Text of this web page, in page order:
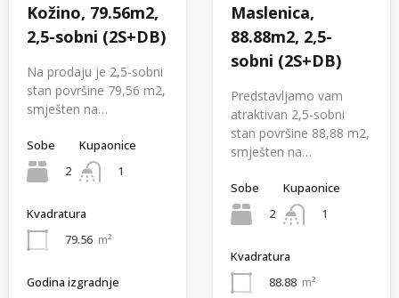
Kožino, 79.56m2,
2,5-sobni (2S+DB)
Na prodaju je 2,5-sobni
stan površine 79,56 m2,
smješten na…
Sobe
2
Kupaonice
1
Kvadratura
79.56 m²
Godina izgradnje
Maslenica,
88.88m2, 2,5-
sobni (2S+DB)
Predstavljamo vam
atraktivan 2,5-sobni
stan površine 88,88 m2,
smješten na…
Sobe
2
Kupaonice
1
Kvadratura
88.88 m²